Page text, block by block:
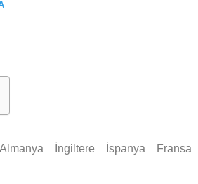
Almanya İngiltere İspanya Fransa